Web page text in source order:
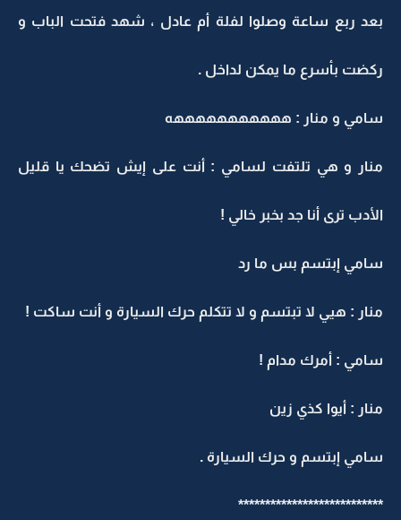
بعد ربع ساعة وصلوا لفلة أم عادل ، شهد فتحت الباب و
ركضت بأسرع ما يمكن لداخل .
سامي و منار : هههههههههههه
منار و هي تلتفت لسامي : أنت على إيش تضحك يا قليل
الأدب ترى أنا جد بخبر خالي !
سامي إبتسم بس ما رد
منار : هيي لا تبتسم و لا تتكلم حرك السيارة و أنت ساكت !
سامي : أمرك مدام !
منار : أيوا كذي زين
سامي إبتسم و حرك السيارة .
***************************